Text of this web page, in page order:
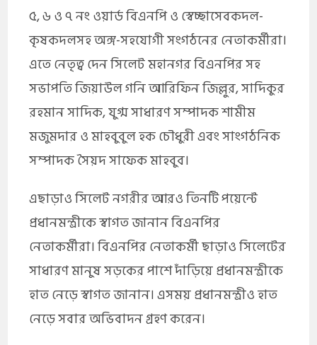
৫, ৬ ও ৭ নং ওয়ার্ড বিএনপি ও স্বেচ্ছাসেবকদল-
কৃষকদলসহ অঙ্গ-সহযোগী সংগঠনের নেতাকর্মীরা।
এতে নেতৃত্ব দেন সিলেট মহানগর বিএনপির সহ
সভাপতি জিয়াউল গনি আরিফিন জিল্লুর, সাদিকুর
রহমান সাদিক, যুগ্ম সাধারণ সম্পাদক শামীম
মজুমদার ও মাহবুবুল হক চৌধুরী এবং সাংগঠনিক
সম্পাদক সৈয়দ সাফেক মাহবুব।
এছাড়াও সিলেট নগরীর আরও তিনটি পয়েন্টে
প্রধানমন্ত্রীকে স্বাগত জানান বিএনপির
নেতাকর্মীরা। বিএনপির নেতাকর্মী ছাড়াও সিলেটের
সাধারণ মানুষ সড়কের পাশে দাঁড়িয়ে প্রধানমন্ত্রীকে
হাত নেড়ে স্বাগত জানান। এসময় প্রধানমন্ত্রীও হাত
নেড়ে সবার অভিবাদন গ্রহণ করেন।